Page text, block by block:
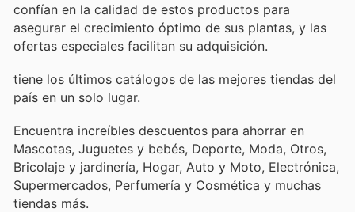
confían en la calidad de estos productos para
asegurar el crecimiento óptimo de sus plantas, y las
ofertas especiales facilitan su adquisición.
tiene los últimos catálogos de las mejores tiendas del
país en un solo lugar.
Encuentra increíbles descuentos para ahorrar en
Mascotas, Juguetes y bebés, Deporte, Moda, Otros,
Bricolaje y jardinería, Hogar, Auto y Moto, Electrónica,
Supermercados, Perfumería y Cosmética y muchas
tiendas más.